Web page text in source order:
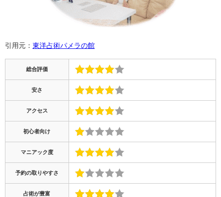
引用元： 東洋占術パメラの館
総合評価
安さ
アクセス
初心者向け
マニアック度
予約の取りやすさ
占術が豊富